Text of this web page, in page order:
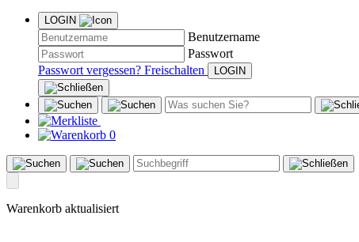
LOGIN
Benutzername
Passwort
Passwort vergessen? Freischalten
0
Warenkorb aktualisiert